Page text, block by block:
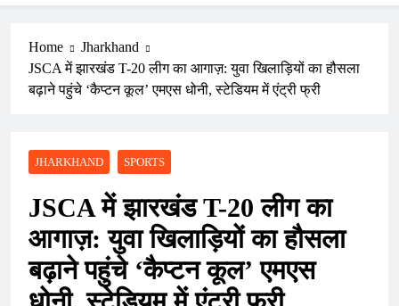
Home
Jharkhand
JSCA में झारखंड T-20 लीग का आगाज़: युवा खिलाड़ियों का हौसला
बढ़ाने पहुंचे ‘कैप्टन कूल’ एमएस धोनी, स्टेडियम में एंट्री फ्री
JHARKHAND SPORTS
JSCA में झारखंड T-20 लीग का
आगाज़: युवा खिलाड़ियों का हौसला
बढ़ाने पहुंचे ‘कैप्टन कूल’ एमएस